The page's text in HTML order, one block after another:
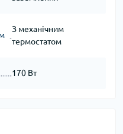
З механічним
термостатом
170 Вт